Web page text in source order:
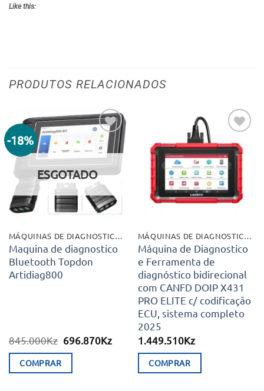
Like this:
PRODUTOS RELACIONADOS
-18%
Adicionar
aos meus
desejos
ESGOTADO
MÁQUINAS DE DIAGNOSTICO E EXTRAS
Maquina de diagnostico
Bluetooth Topdon
Artidiag800
845.000Kz O
era:
696.870KzO
COMPRAR
Adicionar
aos meus
desejos
MÁQUINAS DE DIAGNOSTICO E EXTRAS
Máquina de Diagnostico
e Ferramenta de
diagnóstico bidirecional
com CANFD DOIP X431
PRO ELITE c/ codificação
ECU, sistema completo
2025
1.449.510Kz
COMPRAR